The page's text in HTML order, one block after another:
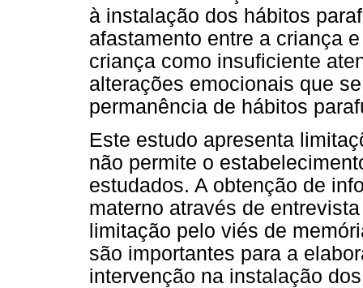
à instalação dos hábitos
afastamento entre a criança
criança como insuficiente
alterações emocionais que
permanência de hábitos
Este estudo apresenta
não permite o
estudados. A obtenção de
materno através de
limitação pelo viés de
são importantes para a
intervenção na instalação